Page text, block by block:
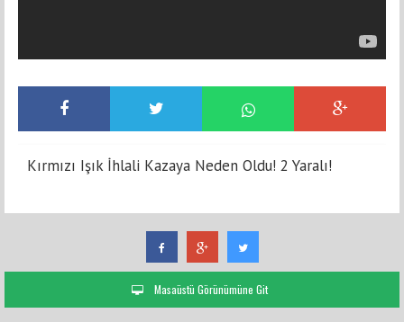
Kırmızı Işık İhlali Kazaya Neden Oldu! 2 Yaralı!
Masaüstü Görünümüne Git